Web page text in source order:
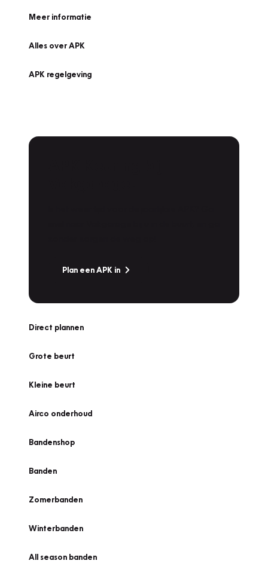
Meer informatie
Alles over APK
APK regelgeving
Plan een APK in
Direct plannen
Grote beurt
Kleine beurt
Airco onderhoud
Bandenshop
Banden
Zomerbanden
Winterbanden
All season banden